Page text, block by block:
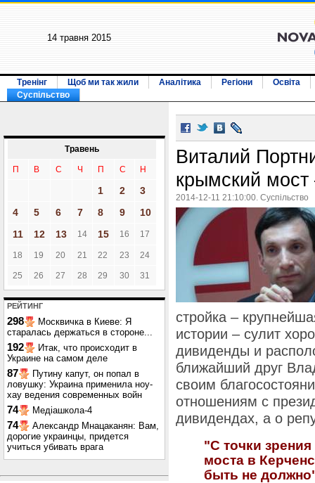
14 травня 2015
Тренінг Щоб ми так жили Аналітика Регіони
Освіта
Суспільство
Травень
П В С Ч П С Н
1 2
3
4
5 6 7 8 9
10
11
12 13 14 15 16 17
18 19 20 21 22 23 24
25 26 27 28 29 30 31
РЕЙТИНГ
298
Москвичка в Киеве: Я
старалась держаться в стороне...
192
Итак, что происходит в
Украине на самом деле
87
Путину капут, он попал в
ловушку: Украина применила ноу-
хау ведения современных войн
74 Медіашкола-4
74
Александр Мнацаканян: Вам,
дорогие украинцы, придется
учиться убивать врага
Виталий
крымский мост
2014-12-11 21:10:00. Суспільство
стройка –
истории – сулит
дивиденды и
ближайший друг
своим
отношениям с
дивидендах, а о
"С точки
моста в
быть не